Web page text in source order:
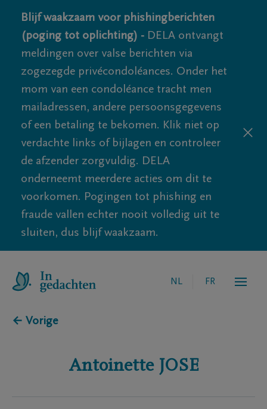
Blijf waakzaam voor phishingberichten
(poging tot oplichting) - DELA ontvangt
meldingen over valse berichten via
zogezegde privécondoléances. Onder het
mom van een condoléance tracht men
mailadressen, andere persoonsgegevens
of een betaling te bekomen. Klik niet op
verdachte links of bijlagen en controleer
de afzender zorgvuldig. DELA
onderneemt meerdere acties om dit te
voorkomen. Pogingen tot phishing en
fraude vallen echter nooit volledig uit te
sluiten, dus blijf waakzaam.
NL FR
← Vorige
Antoinette JOSE